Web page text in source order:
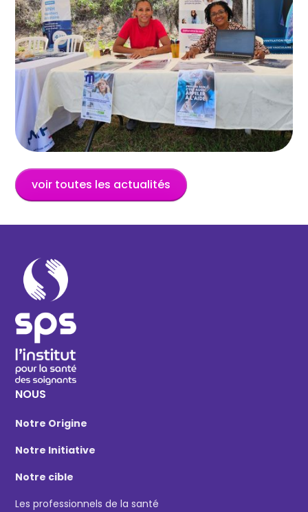
voir toutes les actualités
NOUS
Notre Origine
Notre Initiative
Notre cible
Les professionnels de la santé